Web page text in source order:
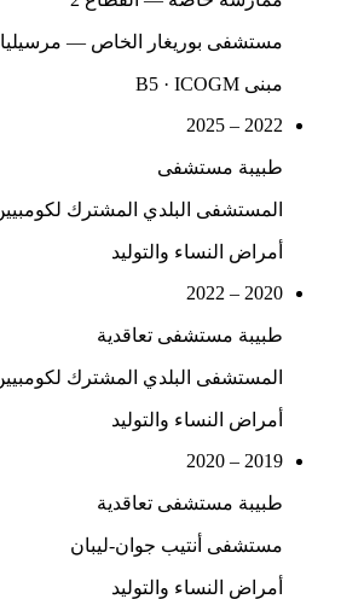
مستشفى بوريغار الخاص — مرسيليا
مبنى B5 · ICOGM
2022 – 2025
طبيبة مستشفى
المستشفى البلدي المشترك
أمراض النساء والتوليد
2020 – 2022
طبيبة مستشفى تعاقدية
المستشفى البلدي المشترك
أمراض النساء والتوليد
2019 – 2020
طبيبة مستشفى تعاقدية
مستشفى أنتيب جوان-ليبان
أمراض النساء والتوليد